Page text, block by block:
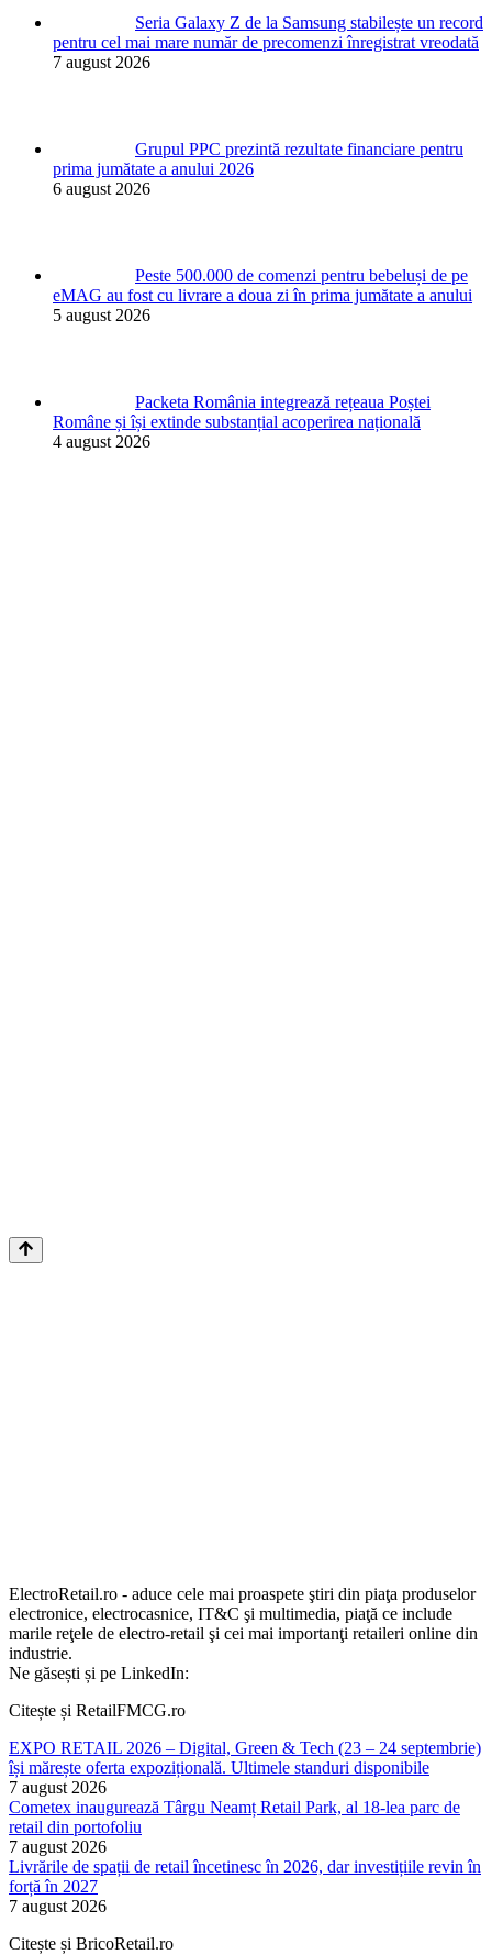
Seria Galaxy Z de la Samsung stabilește un record
pentru cel mai mare număr de precomenzi înregistrat vreodată
7 august 2026
Grupul PPC prezintă rezultate financiare pentru
prima jumătate a anului 2026
6 august 2026
Peste 500.000 de comenzi pentru bebeluși de pe
eMAG au fost cu livrare a doua zi în prima jumătate a anului
5 august 2026
Packeta România integrează rețeaua Poștei
Române și își extinde substanțial acoperirea națională
4 august 2026
ElectroRetail.ro - aduce cele mai proaspete ştiri din piaţa produselor
electronice, electrocasnice, IT&C şi multimedia, piaţă ce include
marile reţele de electro-retail şi cei mai importanţi retaileri online din
industrie.
Ne găsești și pe LinkedIn:
Citește și RetailFMCG.ro
EXPO RETAIL 2026 – Digital, Green & Tech (23 – 24 septembrie)
își mărește oferta expozițională. Ultimele standuri disponibile
7 august 2026
Cometex inaugurează Târgu Neamț Retail Park, al 18-lea parc de
retail din portofoliu
7 august 2026
Livrările de spații de retail încetinesc în 2026, dar investițiile revin în
forță în 2027
7 august 2026
Citește și BricoRetail.ro